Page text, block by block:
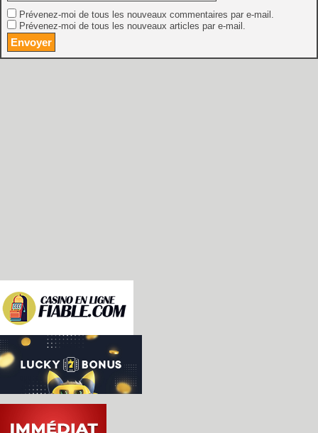
Prévenez-moi de tous les nouveaux commentaires par e-mail.
Prévenez-moi de tous les nouveaux articles par e-mail.